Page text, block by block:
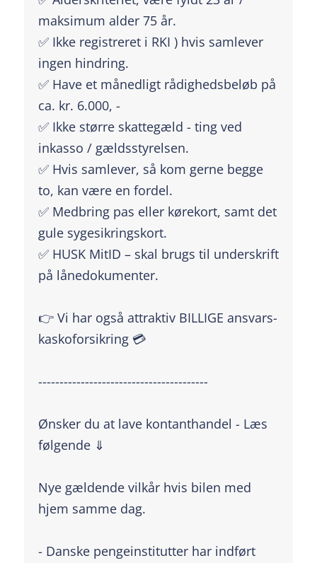
maksimum alder 75 år.
✅ Ikke registreret i RKI ) hvis samlever
ingen hindring.
✅ Have et månedligt rådighedsbeløb på
ca. kr. 6.000, -
✅ Ikke større skattegæld - ting ved
inkasso / gældsstyrelsen.
✅ Hvis samlever, så kom gerne begge
to, kan være en fordel.
✅ Medbring pas eller kørekort, samt det
gule sygesikringskort.
✅ HUSK MitID – skal brugs til underskrift
på lånedokumenter.
👉 Vi har også attraktiv BILLIGE ansvars-
kaskoforsikring 💳
----------------------------------------
Ønsker du at lave kontanthandel - Læs
følgende ⇓
Nye gældende vilkår hvis bilen med
hjem samme dag.
- Danske pengeinstitutter har indført